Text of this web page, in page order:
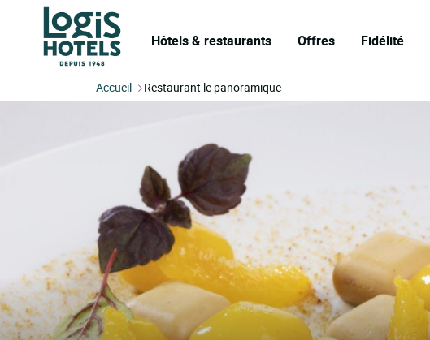
Hôtels & restaurants Offres Fidélité
Accueil Restaurant le panoramique